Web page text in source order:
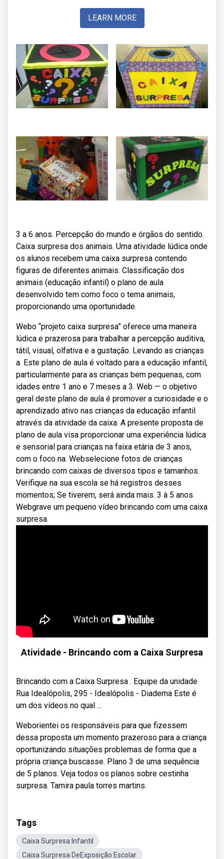
LEARN MORE
3 a 6 anos. Percepção do mundo e órgãos do sentido.
Caixa surpresa dos animais. Uma atividade lúdica onde
os alunos recebem uma caixa surpresa contendo
figuras de diferentes animais. Classificação dos
animais (educação infantil) o plano de aula
desenvolvido tem como foco o tema animais,
proporcionando uma oportunidade.
Webo “projeto caixa surpresa” oferece uma maneira
lúdica e prazerosa para trabalhar a percepção auditiva,
tátil, visual, olfativa e a gustação. Levando as crianças
a. Este plano de aula é voltado para a educação infantil,
particularmente para as crianças bem pequenas, com
idades entre 1 ano e 7 meses a 3. Web — o objetivo
geral deste plano de aula é promover a curiosidade e o
aprendizado ativo nas crianças da educação infantil
através da atividade da caixa. A presente proposta de
plano de aula visa proporcionar uma experiência lúdica
e sensorial para crianças na faixa etária de 3 anos,
com o foco na. Webselecione fotos de crianças
brincando com caixas de diversos tipos e tamanhos.
Verifique na sua escola se há registros desses
momentos; Se tiverem, será ainda mais. 3 à 5 anos.
Webgrave um pequeno vídeo brincando com uma caixa
surpresa.
Atividade - Brincando com a Caixa Surpresa
Brincando com a Caixa Surpresa . Equipe da unidade
Rua Idealópolis, 295 - Idealópolis - Diadema Este é
um dos vídeos no qual ...
Weborientei os responsáveis para que fizessem
dessa proposta um momento prazeroso para a criança
oportunizando situações problemas de forma que a
própria criança buscasse. Plano 3 de uma sequência
de 5 planos. Veja todos os planos sobre cestinha
surpresa. Tamira paula torres martins.
Tags
Caixa Surpresa Infantil
Caixa Surpresa DeExposição Escolar